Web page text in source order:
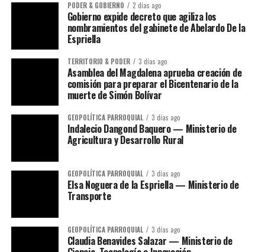
PODER & GOBIERNO 2 días ago
Gobierno expide decreto que agiliza los
nombramientos del gabinete de Abelardo De la
Espriella
TERRITORIO & PODER 3 días ago
Asamblea del Magdalena aprueba creación de
comisión para preparar el Bicentenario de la
muerte de Simón Bolívar
GEOPOLÍTICA PARROQUIAL 3 días ago
Indalecio Dangond Baquero — Ministerio de
Agricultura y Desarrollo Rural
GEOPOLÍTICA PARROQUIAL 3 días ago
Elsa Noguera de la Espriella — Ministerio de
Transporte
GEOPOLÍTICA PARROQUIAL 3 días ago
Claudia Benavides Salazar — Ministerio de